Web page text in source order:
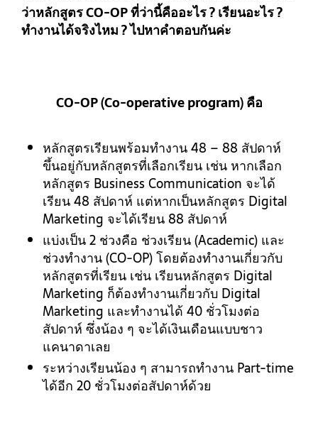
ว่าหลักสูตร CO-OP ที่ว่านี้คืออะไร ? เรียนอะไร ?
ทำงานได้จริงไหม ? ไปหาคำตอบกันค่ะ
CO-OP (Co-operative program) คือ
หลักสูตรเรียนพร้อมทำงาน48 – 88 สัปดาห์
ขึ้นอยู่กับหลักสูตรที่เลือกเรียน เช่น หากเลือก
หลักสูตร Business Communication จะได้
เรียน 48 สัปดาห์ แต่หากเป็นหลักสูตร Digital
Marketing จะได้เรียน 88 สัปดาห์
แบ่งเป็น 2 ช่วงคือ ช่วงเรียน (Academic) และ
ช่วงทำงาน (CO-OP) โดยต้องทำงานเกี่ยวกับ
หลักสูตรที่เรียน เช่น เรียนหลักสูตร Digital
Marketing ก็ต้องทำงานเกี่ยวกับ Digital
Marketing และทำงานได้ 40 ชั่วโมงต่อ
สัปดาห์ ซึ่งน้อง ๆ จะได้เงินเดือนแบบชาว
แคนาดาเลย
ระหว่างเรียนน้อง ๆ สามารถทำงาน Part-time
ได้อีก 20 ชั่วโมงต่อสัปดาห์ด้วย